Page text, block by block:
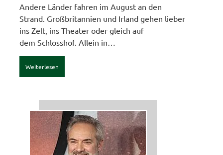
Andere Länder fahren im August an den
Strand. Großbritannien und Irland gehen lieber
ins Zelt, ins Theater oder gleich auf
dem Schlosshof. Allein in…
Weiterlesen